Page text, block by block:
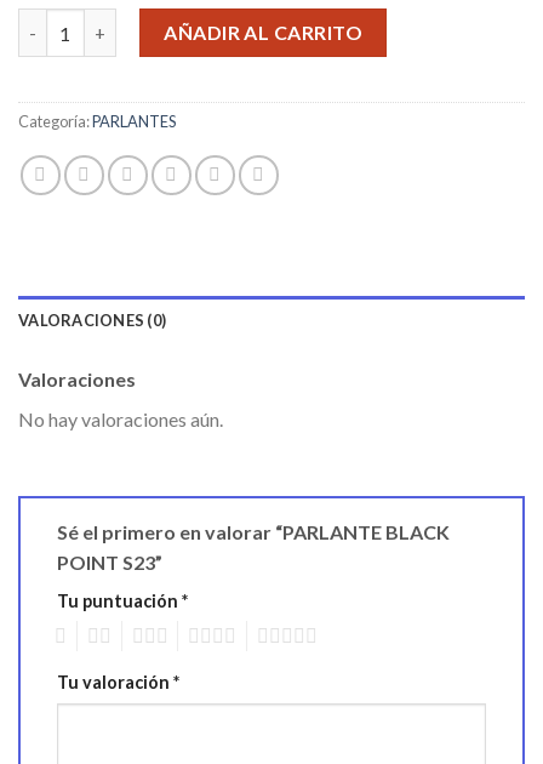
PARLANTE BLACK POINT S23 cantidad
AÑADIR AL CARRITO
Categoría:PARLANTES
VALORACIONES (0)
Valoraciones
No hay valoraciones aún.
Sé el primero en valorar “PARLANTE BLACK
POINT S23”
Tu puntuación *
Tu valoración *